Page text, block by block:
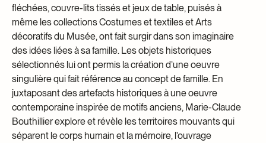
fléchées, couvre-lits tissés et jeux de table, puisés à
même les collections Costumes et textiles et Arts
décoratifs du Musée, ont fait surgir dans son imaginaire
des idées liées à sa famille. Les objets historiques
sélectionnés lui ont permis la création d’une oeuvre
singulière qui fait référence au concept de famille. En
juxtaposant des artefacts historiques à une oeuvre
contemporaine inspirée de motifs anciens, Marie-Claude
Bouthillier explore et révèle les territoires mouvants qui
séparent le corps humain et la mémoire, l’ouvrage